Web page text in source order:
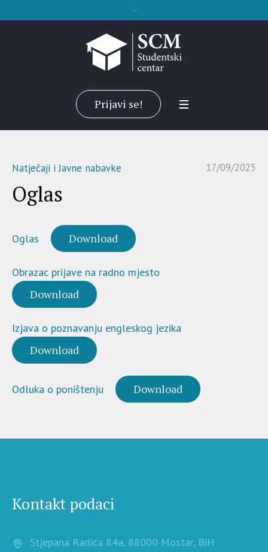
Prijavi se!
17/09/2025
Natječaji i Javne nabavke
Oglas
Oglas Download
Obrazac prijave na radno mjesto
Download
Izjava o poznavanju engleskog jezika
Download
Odluka o poništenju Download
Kontakt podaci
Stjepana Radića 84a, 88000 Mostar, BiH